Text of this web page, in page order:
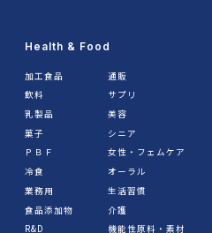
Health & Food
加工食品
飲料
乳製品
菓子
ＰＢＦ
冷食
業務用
食品添加物
R&D
通販
サプリ
美容
シニア
女性・フェムケア
オーラル
生活習慣
介護
機能性原料・素材